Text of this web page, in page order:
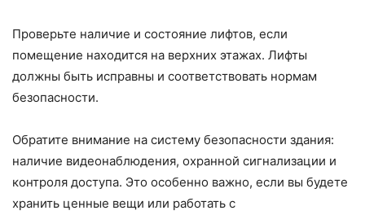
Проверьте наличие и состояние лифтов, если
помещение находится на верхних этажах. Лифты
должны быть исправны и соответствовать нормам
безопасности.
Обратите внимание на систему безопасности здания:
наличие видеонаблюдения, охранной сигнализации и
контроля доступа. Это особенно важно, если вы будете
хранить ценные вещи или работать с